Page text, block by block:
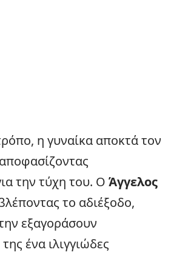
η γυναίκα αποκτά τον
την τύχη του. Ο Άγγελος
το αδιέξοδο,
εξαγοράσουν
ένα ιλιγγιώδες